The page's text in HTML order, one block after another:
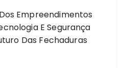
Empreendimentos
E Segurança
Das Fechaduras